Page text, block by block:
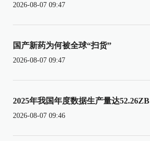
2026-08-07 09:47
国产新药为何被全球“扫货”
2026-08-07 09:47
2025年我国年度数据生产量达52.26ZB
2026-08-07 09:46